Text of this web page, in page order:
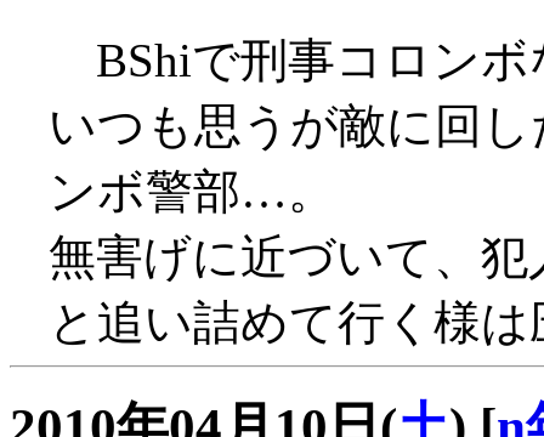
BShiで刑事コロンボ
いつも思うが敵に回
ンボ警部…。
無害げに近づいて、
と追い詰めて行く様